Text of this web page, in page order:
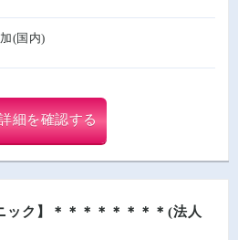
(国内)
細を確認する
ック】＊＊＊＊＊＊＊＊(法人